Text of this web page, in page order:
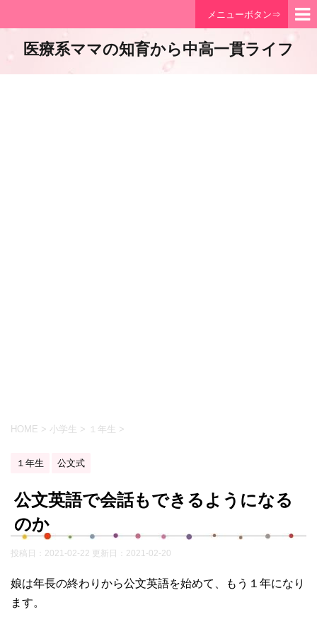
メニューボタン⇒
医療系ママの知育から中高一貫ライフ
HOME > 小学生 > １年生 >
１年生 公文式
公文英語で会話もできるようになる
のか
投稿日：2021-02-22 更新日： 2021-02-20
娘は年長の終わりから公文英語を始めて、もう１年になり
ます。